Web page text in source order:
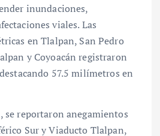
inundaciones,
viales. Las
en Tlalpan, San Pedro
y Coyoacán registraron
57.5 milímetros en
se reportaron anegamientos
Sur y Viaducto Tlalpan,